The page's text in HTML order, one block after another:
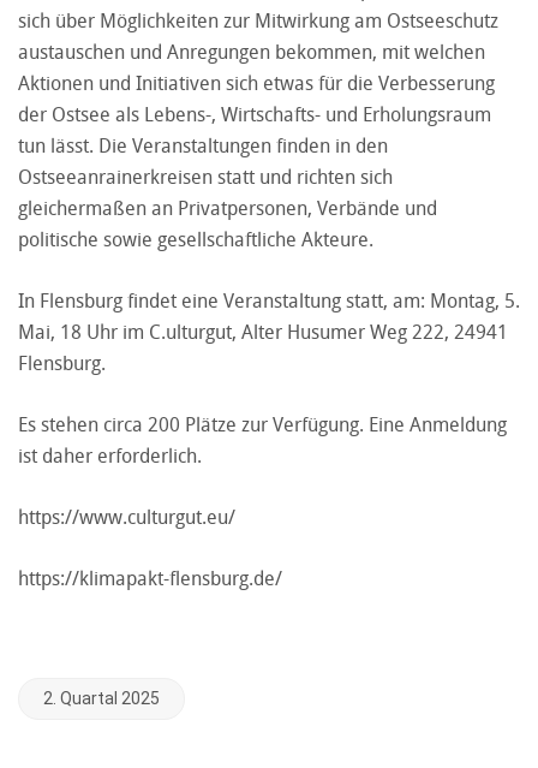
sich über Möglichkeiten zur Mitwirkung am Ostseeschutz
austauschen und Anregungen bekommen, mit welchen
Aktionen und Initiativen sich etwas für die Verbesserung
der Ostsee als Lebens-, Wirtschafts- und Erholungsraum
tun lässt. Die Veranstaltungen finden in den
Ostseeanrainerkreisen statt und richten sich
gleichermaßen an Privatpersonen, Verbände und
politische sowie gesellschaftliche Akteure.
In Flensburg findet eine Veranstaltung statt, am: Montag, 5.
Mai, 18 Uhr im C.ulturgut, Alter Husumer Weg 222, 24941
Flensburg.
Es stehen circa 200 Plätze zur Verfügung. Eine Anmeldung
ist daher erforderlich.
https://www.culturgut.eu/
https://klimapakt-flensburg.de/
2. Quartal 2025